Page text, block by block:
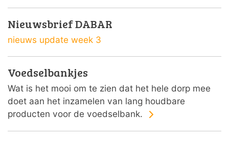
Nieuwsbrief DABAR
nieuws update week 3
Voedselbankjes
Wat is het mooi om te zien dat het hele dorp mee
doet aan het inzamelen van lang houdbare
producten voor de voedselbank.